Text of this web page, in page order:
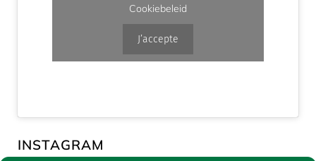
Cookiebeleid
J’accepte
INSTAGRAM